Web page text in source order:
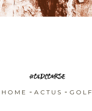
HOME - ACTUS - GOLF